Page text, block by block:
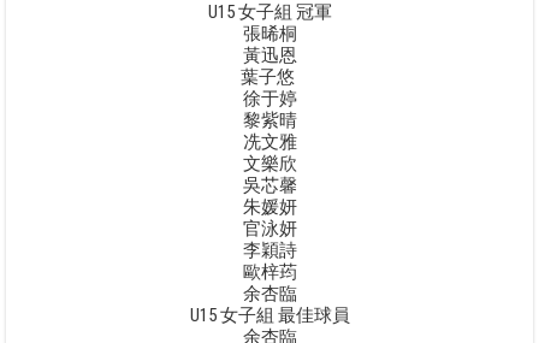
U15 女子組 冠軍
張晞桐
黃迅恩
葉子悠
徐于婷
黎紫晴
冼文雅
文樂欣
吳芯馨
朱媛妍
官泳妍
李穎詩
歐梓荺
余杏臨
U15 女子組 最佳球員
余杏臨